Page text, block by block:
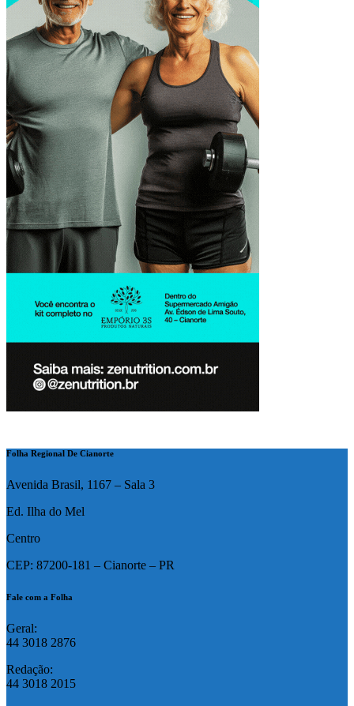
Folha Regional De Cianorte
Avenida Brasil, 1167 – Sala 3
Ed. Ilha do Mel
Centro
CEP: 87200-181 – Cianorte – PR
Fale com a Folha
Geral:
44 3018 2876
Redação:
44 3018 2015